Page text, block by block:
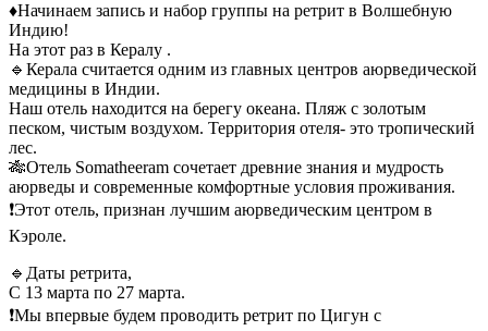
♦️Начинаем запись и набор группы на ретрит в Волшебную
Индию!
На этот раз в Кералу .
🔹Керала считается одним из главных центров аюрведической
медицины в Индии.
Наш отель находится на берегу океана. Пляж с золотым
песком, чистым воздухом. Территория отеля- это тропический
лес.
🎋Отель Somatheeram сочетает древние знания и мудрость
аюрведы и современные комфортные условия проживания.
❗️Этот отель, признан лучшим аюрведическим центром в
Кэроле.
🔹Даты ретрита,
С 13 марта по 27 марта.
❗️Мы впервые будем проводить ретрит по Цигун с